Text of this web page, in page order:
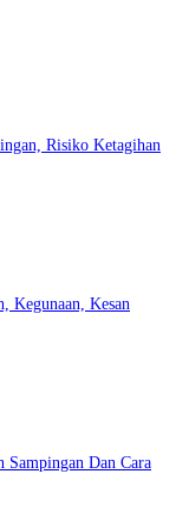
Risiko Ketagihan
Kegunaan, Kesan
Sampingan Dan Cara